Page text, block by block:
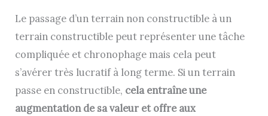
Le passage d’un terrain non constructible à un
terrain constructible peut représenter une tâche
compliquée et chronophage mais cela peut
s’avérer très lucratif à long terme. Si un terrain
passe en constructible, cela entraîne une
augmentation de sa valeur et offre aux